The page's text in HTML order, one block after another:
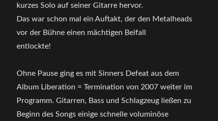
kurzes Solo auf seiner Gitarre hervor.
Das war schon mal ein Auftakt, der den Metalheads
vor der Bühne einen mächtigen Beifall
entlockte!
Ohne Pause ging es mit Sinners Defeat aus dem
Album Liberation = Termination von 2007 weiter im
Programm. Gitarren, Bass und Schlagzeug ließen zu
Beginn des Songs einige schnelle voluminöse